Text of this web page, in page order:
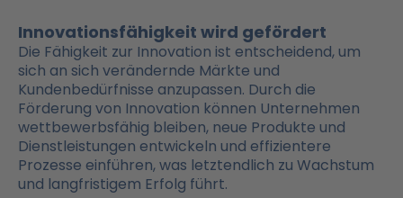
Innovationsfähigkeit wird gefördert
Die Fähigkeit zur Innovation ist entscheidend, um
sich an sich verändernde Märkte und
Kundenbedürfnisse anzupassen. Durch die
Förderung von Innovation können Unternehmen
wettbewerbsfähig bleiben, neue Produkte und
Dienstleistungen entwickeln und effizientere
Prozesse einführen, was letztendlich zu Wachstum
und langfristigem Erfolg führt.